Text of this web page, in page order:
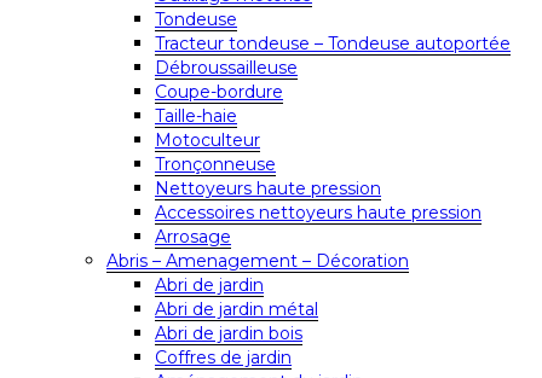
Tondeuse
Tracteur tondeuse – Tondeuse autoportée
Débroussailleuse
Coupe-bordure
Taille-haie
Motoculteur
Tronçonneuse
Nettoyeurs haute pression
Accessoires nettoyeurs haute pression
Arrosage
Abris – Amenagement – Décoration
Abri de jardin
Abri de jardin métal
Abri de jardin bois
Coffres de jardin